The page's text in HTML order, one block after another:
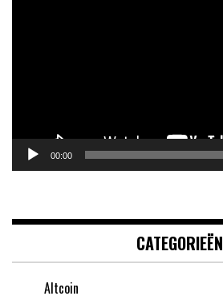
00:00
CATEGORIEËN
Altcoin